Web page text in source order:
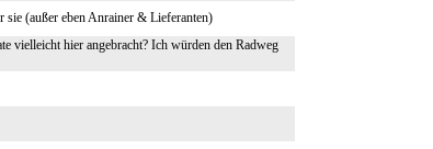
sie (außer eben Anrainer & Lieferanten)
vielleicht hier angebracht? Ich würden den Radweg